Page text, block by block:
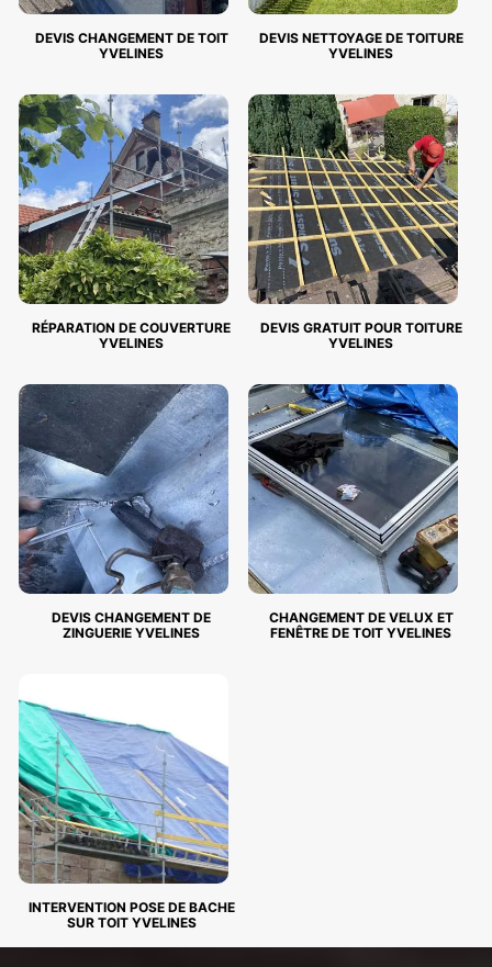
DEVIS CHANGEMENT DE TOIT
YVELINES
DEVIS NETTOYAGE DE TOITURE
YVELINES
RÉPARATION DE COUVERTURE
YVELINES
DEVIS GRATUIT POUR TOITURE
YVELINES
DEVIS CHANGEMENT DE
ZINGUERIE YVELINES
CHANGEMENT DE VELUX ET
FENÊTRE DE TOIT YVELINES
INTERVENTION POSE DE BACHE
SUR TOIT YVELINES